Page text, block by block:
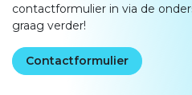
contactformulier in via de
graag verder!
Contactformulier